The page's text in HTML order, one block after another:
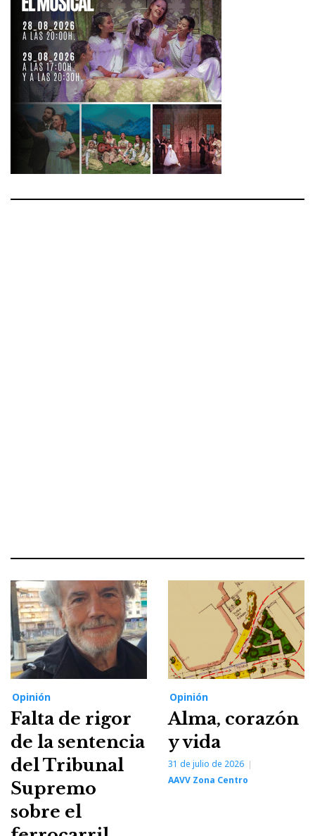
Opinión
Falta de rigor
de la sentencia
del Tribunal
Supremo
sobre el
Opinión
Alma, corazón
y vida
31 de julio de 2026
AAVV Zona Centro